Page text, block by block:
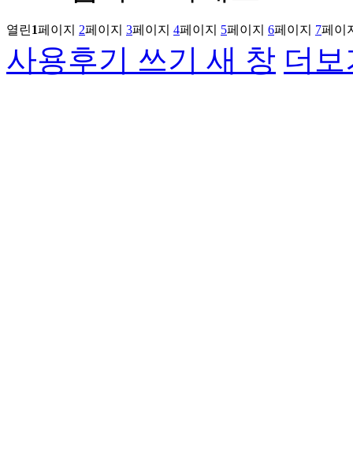
열린1페이지 2페이지 3페이지 4페이지 5페이지 6페이지 7페이
사용후기 쓰기 새 창 더보